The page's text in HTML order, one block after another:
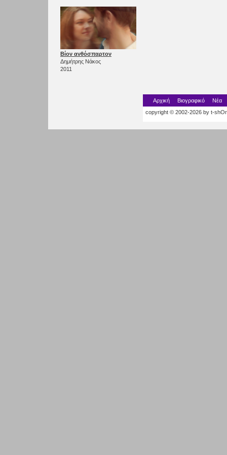
Βίον ανθόσπαρτον
Δημήτρης Νάκος
2011
Αρχική Βιογραφικό
Νέα
copyright © 2002-2026 by t-